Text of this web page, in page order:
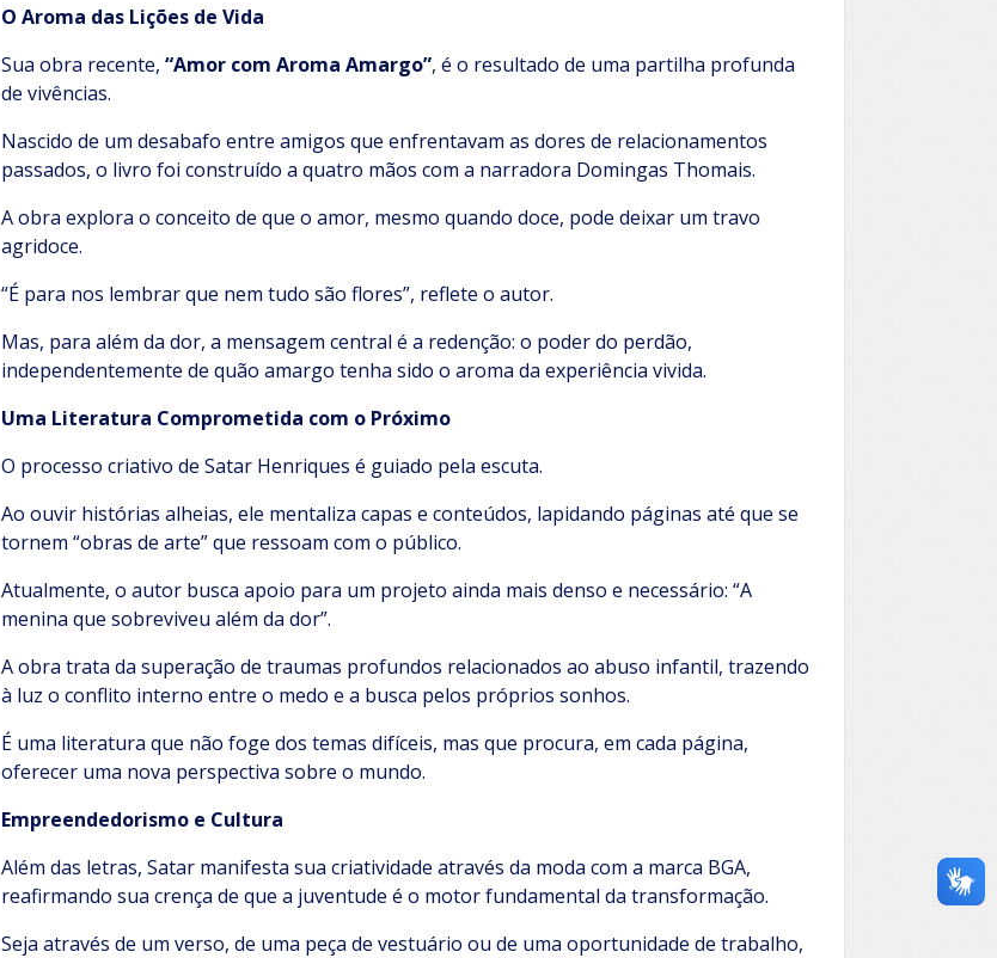
O Aroma das Lições de Vida
Sua obra recente, “Amor com Aroma Amargo”, é o resultado de uma partilha profunda
de vivências.
Nascido de um desabafo entre amigos que enfrentavam as dores de relacionamentos
passados, o livro foi construído a quatro mãos com a narradora Domingas Thomais.
A obra explora o conceito de que o amor, mesmo quando doce, pode deixar um travo
agridoce.
“É para nos lembrar que nem tudo são flores”, reflete o autor.
Mas, para além da dor, a mensagem central é a redenção: o poder do perdão,
independentemente de quão amargo tenha sido o aroma da experiência vivida.
Uma Literatura Comprometida com o Próximo
O processo criativo de Satar Henriques é guiado pela escuta.
Ao ouvir histórias alheias, ele mentaliza capas e conteúdos, lapidando páginas até que se
tornem “obras de arte” que ressoam com o público.
Atualmente, o autor busca apoio para um projeto ainda mais denso e necessário: “A
menina que sobreviveu além da dor”.
A obra trata da superação de traumas profundos relacionados ao abuso infantil, trazendo
à luz o conflito interno entre o medo e a busca pelos próprios sonhos.
É uma literatura que não foge dos temas difíceis, mas que procura, em cada página,
oferecer uma nova perspectiva sobre o mundo.
Empreendedorismo e Cultura
Além das letras, Satar manifesta sua criatividade através da moda com a marca BGA,
reafirmando sua crença de que a juventude é o motor fundamental da transformação.
Seja através de um verso, de uma peça de vestuário ou de uma oportunidade de trabalho,